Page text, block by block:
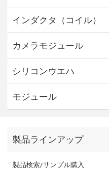
インダクタ（コイル）
カメラモジュール
シリコンウエハ
モジュール
製品ラインアップ
製品検索/サンプル購入